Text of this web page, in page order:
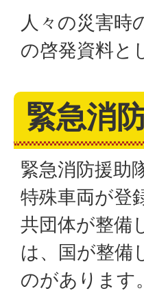
人々の災害時
の啓発資料と
緊急消
緊急消防援助
特殊車両が登
共団体が整備
は、国が整備
のがあります。